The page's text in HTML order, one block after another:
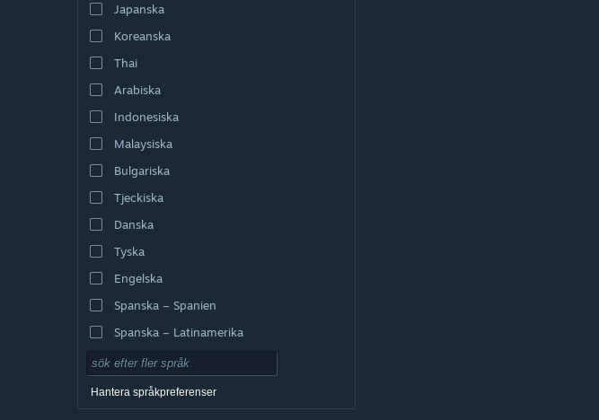
Japanska
Koreanska
Thai
Arabiska
Indonesiska
Malaysiska
Bulgariska
Tjeckiska
Danska
Tyska
Engelska
Spanska – Spanien
Spanska – Latinamerika
Hantera språkpreferenser